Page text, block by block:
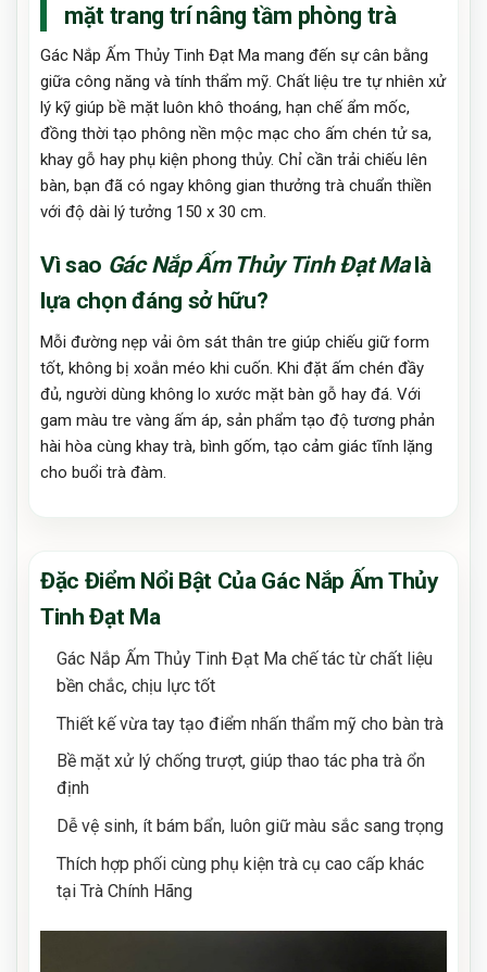
mặt trang trí nâng tầm phòng trà
Gác Nắp Ấm Thủy Tinh Đạt Ma mang đến sự cân bằng
giữa công năng và tính thẩm mỹ. Chất liệu tre tự nhiên xử
lý kỹ giúp bề mặt luôn khô thoáng, hạn chế ẩm mốc,
đồng thời tạo phông nền mộc mạc cho ấm chén tử sa,
khay gỗ hay phụ kiện phong thủy. Chỉ cần trải chiếu lên
bàn, bạn đã có ngay không gian thưởng trà chuẩn thiền
với độ dài lý tưởng 150 x 30 cm.
Vì sao Gác Nắp Ấm Thủy Tinh Đạt Malà
lựa chọn đáng sở hữu?
Mỗi đường nẹp vải ôm sát thân tre giúp chiếu giữ form
tốt, không bị xoắn méo khi cuốn. Khi đặt ấm chén đầy
đủ, người dùng không lo xước mặt bàn gỗ hay đá. Với
gam màu tre vàng ấm áp, sản phẩm tạo độ tương phản
hài hòa cùng khay trà, bình gốm, tạo cảm giác tĩnh lặng
cho buổi trà đàm.
Đặc Điểm Nổi Bật Của Gác Nắp Ấm Thủy
Tinh Đạt Ma
Gác Nắp Ấm Thủy Tinh Đạt Ma chế tác từ chất liệu
bền chắc, chịu lực tốt
Thiết kế vừa tay tạo điểm nhấn thẩm mỹ cho bàn trà
Bề mặt xử lý chống trượt, giúp thao tác pha trà ổn
định
Dễ vệ sinh, ít bám bẩn, luôn giữ màu sắc sang trọng
Thích hợp phối cùng phụ kiện trà cụ cao cấp khác
tại Trà Chính Hãng